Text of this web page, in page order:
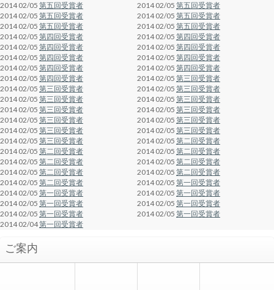
2014 02/05 第五回受賞者 2014 02/05 第五回受賞者
2014 02/05 第五回受賞者 2014 02/05 第五回受賞者
2014 02/05 第五回受賞者 2014 02/05 第五回受賞者
2014 02/05 第四回受賞者 2014 02/05 第四回受賞者
2014 02/05 第四回受賞者 2014 02/05 第四回受賞者
2014 02/05 第四回受賞者 2014 02/05 第四回受賞者
2014 02/05 第四回受賞者 2014 02/05 第四回受賞者
2014 02/05 第四回受賞者 2014 02/05 第三回受賞者
2014 02/05 第三回受賞者 2014 02/05 第三回受賞者
2014 02/05 第三回受賞者 2014 02/05 第三回受賞者
2014 02/05 第三回受賞者 2014 02/05 第三回受賞者
2014 02/05 第三回受賞者 2014 02/05 第三回受賞者
2014 02/05 第三回受賞者 2014 02/05 第三回受賞者
2014 02/05 第三回受賞者 2014 02/05 第二回受賞者
2014 02/05 第二回受賞者 2014 02/05 第二回受賞者
2014 02/05 第二回受賞者 2014 02/05 第二回受賞者
2014 02/05 第二回受賞者 2014 02/05 第二回受賞者
2014 02/05 第二回受賞者 2014 02/05 第一回受賞者
2014 02/05 第一回受賞者 2014 02/05 第一回受賞者
2014 02/05 第一回受賞者 2014 02/05 第一回受賞者
2014 02/05 第一回受賞者 2014 02/05 第一回受賞者
2014 02/04第一回受賞者
ご案内